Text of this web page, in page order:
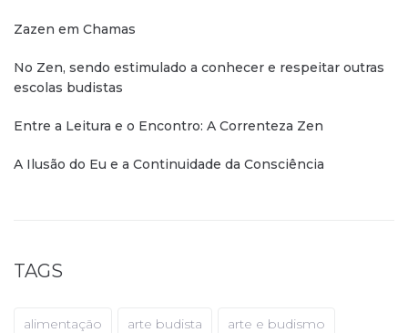
Zazen em Chamas
No Zen, sendo estimulado a conhecer e respeitar outras
escolas budistas
Entre a Leitura e o Encontro: A Correnteza Zen
A Ilusão do Eu e a Continuidade da Consciência
TAGS
alimentação arte budista arte e budismo